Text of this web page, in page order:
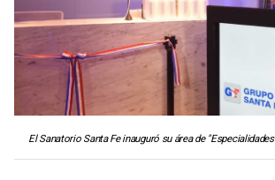
El Sanatorio Santa Fe inauguró su área de